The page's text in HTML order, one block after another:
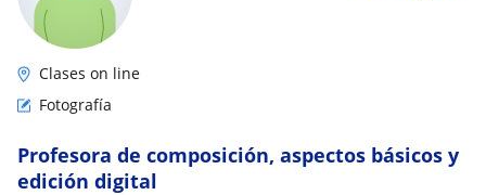
Clases on line
Fotografía
Profesora de composición, aspectos básicos y
edición digital